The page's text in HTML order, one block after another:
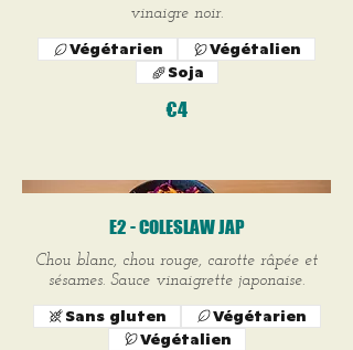
vinaigre noir.
€4
Végétarien
Végétalien
Soja
E2 - COLESLAW JAP
Chou blanc, chou rouge, carotte râpée et
sésames. Sauce vinaigrette japonaise.
Sans gluten
Végétarien
Végétalien